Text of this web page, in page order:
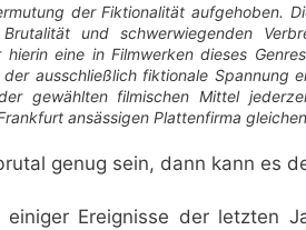
der Fiktionalität aufgehoben.
Brutalität und schwerwiegenden
hierin eine in Filmwerken dieses
ausschließlich fiktionale Spannung
gewählten filmischen Mittel
ansässigen Plattenfirma
genug sein, dann kann es
Ereignisse der letzten